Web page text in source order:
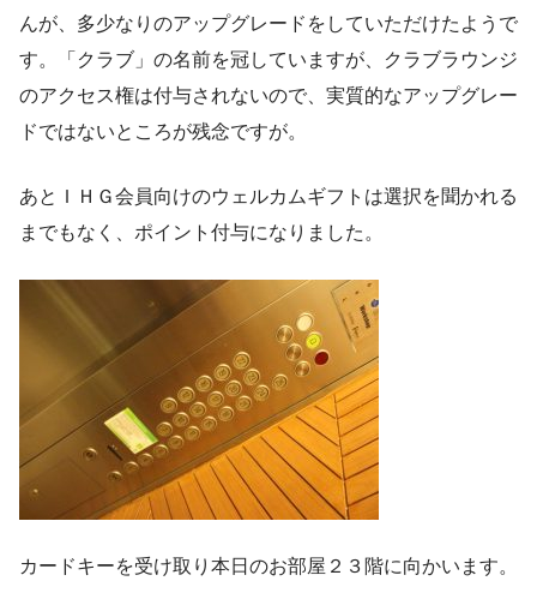
んが、多少なりのアップグレードをしていただけたようで
す。「クラブ」の名前を冠していますが、クラブラウンジ
のアクセス権は付与されないので、実質的なアップグレー
ドではないところが残念ですが。
あとＩＨＧ会員向けのウェルカムギフトは選択を聞かれる
までもなく、ポイント付与になりました。
カードキーを受け取り本日のお部屋２３階に向かいます。